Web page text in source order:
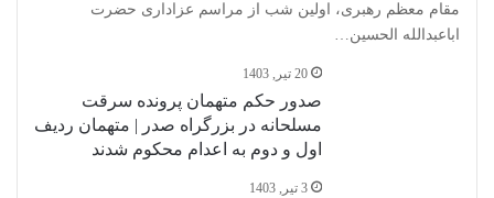
مقام معظم رهبری، اولین شب از مراسم عزاداری حضرت
اباعبدالله الحسین…
20 تیر, 1403
صدور حکم متهمان پرونده سرقت
مسلحانه در بزرگراه صدر | متهمان ردیف
اول و دوم به اعدام محکوم شدند
3 تیر, 1403